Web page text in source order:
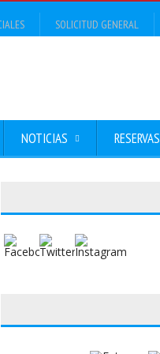
SOLICITUD GENERAL
NOTICIAS RESERVAS